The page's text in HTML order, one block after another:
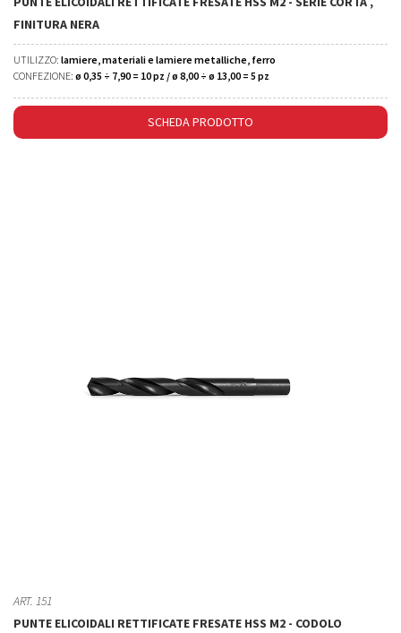
FINITURA NERA
UTILIZZO: lamiere, materiali e lamiere metalliche, ferro
CONFEZIONE: ø 0,35 ÷ 7,90 = 10 pz / ø 8,00 ÷ ø 13,00 = 5 pz
SCHEDA PRODOTTO
ART. 151
PUNTE ELICOIDALI RETTIFICATE FRESATE HSS M2 - CODOLO